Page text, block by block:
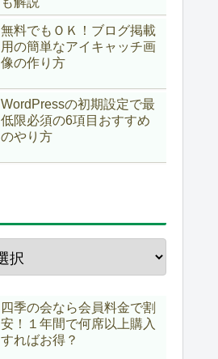
無料でもＯＫ！ブログ掲載
用の簡単なアイキャッチ画
像の作り方
WordPressの初期設定で最
低限必須の6項目おすすめ
のやり方
四季の会なら会員料金で割
安！１年間で何席以上購入
すればお得？